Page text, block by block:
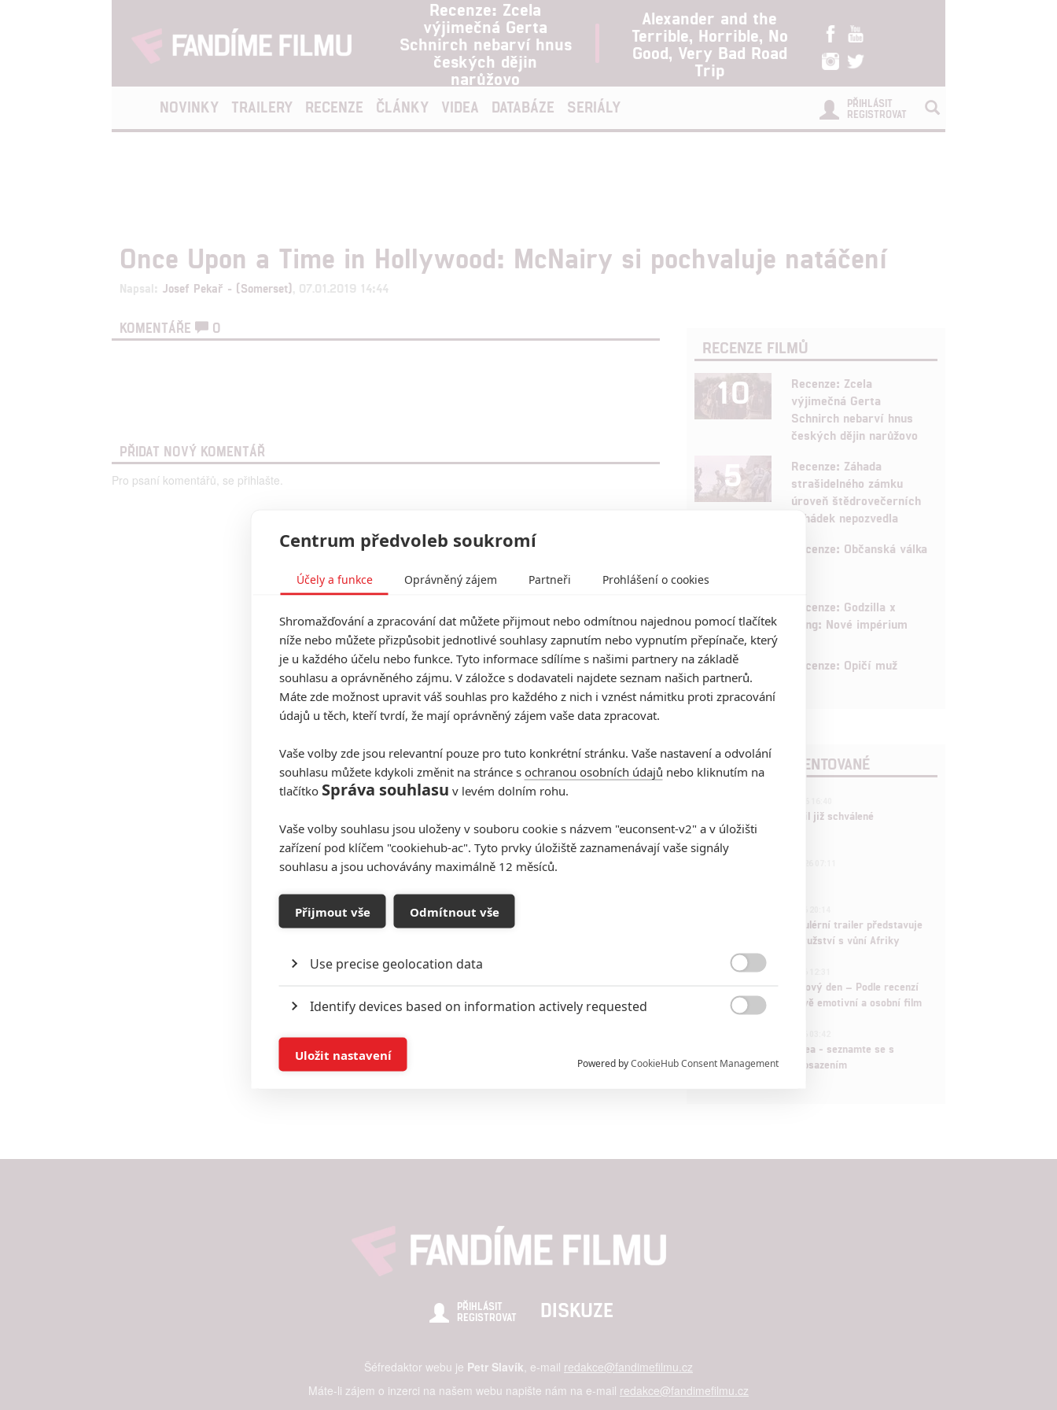
Recenze: Zcela
výjimečná Gerta
Schnirch nebarví hnus
českých dějin
narůžovo
Alexander and the
Terrible, Horrible, No
Good, Very Bad Road
Trip
NOVINKY TRAILERY RECENZE ČLÁNKY VIDEA DATABÁZE SERIÁLY
PŘIHLÁSIT
REGISTROVAT
Once Upon a Time in Hollywood: McNairy si pochvaluje natáčení
Napsal: Josef Pekař - (Somerset) , 07.01.2019 14:44
KOMENTÁŘE 0
PŘIDAT NOVÝ KOMENTÁŘ
Pro psaní komentářů, se přihlašte.
RECENZE FILMŮ
10
Recenze: Zcela
výjimečná Gerta
Schnirch nebarví hnus
českých dějin narůžovo
5
Recenze: Záhada
strašidelného zámku
úroveň štědrovečerních
pohádek nepozvedla
Recenze: Občanská válka
6
Recenze: Godzilla x
Kong: Nové impérium
8 Recenze: Opičí muž
POSLEDNÍ KOMENTOVANÉ
Marvel nečekaně zrušil již schválené
pokračování
433
Děti krve a kostí: Regulérní trailer představuje
akční fantasy dobrodružství s vůní Afriky
ČLÁNEK | 30.07.2026 12:31
Spider-Man: Zbrusu nový den – Podle recenzí
máme čekat překvapivě emotivní a osobní film
Velké preview: Odyssea - seznamte se s
maximálně nabitým obsazením
PŘIHLÁSIT
REGISTROVAT
DISKUZE
Šéfredaktor webu je Petr Slavík , e-mail redakce@fandimefilmu.cz
Máte-li zájem o inzerci na našem webu napište nám na e-mail redakce@fandimefilmu.cz
Centrum předvoleb soukromí
Účely a funkce Oprávněný zájem Partneři Prohlášení o cookies
Shromažďování a zpracování dat můžete přijmout nebo odmítnou najednou pomocí tlačítek
níže nebo můžete přizpůsobit jednotlivé souhlasy zapnutím nebo vypnutím přepínače, který
je u každého účelu nebo funkce. Tyto informace sdílíme s našimi partnery na základě
souhlasu a oprávněného zájmu. V záložce s dodavateli najdete seznam našich partnerů.
Máte zde možnost upravit váš souhlas pro každého z nich i vznést námitku proti zpracování
údajů u těch, kteří tvrdí, že mají oprávněný zájem vaše data zpracovat.
Vaše volby zde jsou relevantní pouze pro tuto konkrétní stránku. Vaše nastavení a odvolání
souhlasu můžete kdykoli změnit na stránce s ochranou osobních údajů nebo kliknutím na
tlačítko Správa souhlasu v levém dolním rohu.
Vaše volby souhlasu jsou uloženy v souboru cookie s názvem "euconsent-v2" a v úložišti
zařízení pod klíčem "cookiehub-ac". Tyto prvky úložiště zaznamenávají vaše signály
souhlasu a jsou uchovávány maximálně 12 měsíců.
Přijmout vše Odmítnout vše
Use precise geolocation data
Identify devices based on information actively requested
Store and/or access information on a device

advertising and content
Powered byCookieHub Consent Management
Uložit nastavení